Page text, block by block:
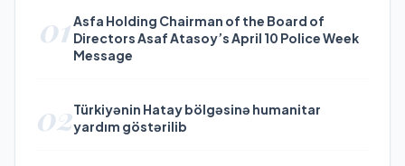
01Asfa Holding Chairman of the Board of
Directors Asaf Atasoy’s April 10 Police Week
Message
02Türkiyənin Hatay bölgəsinə humanitar
yardım göstərilib